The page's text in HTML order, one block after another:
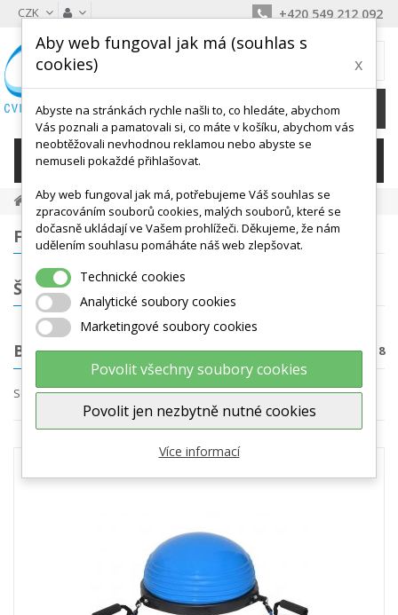
CZK +420 549 212 092
0 Kč
KATEGORIE
Balanční Cvičení Bosu, Jumpery
FILTROVÁNÍ
ŠTÍTKY
BOSU, JUMPERY Počet produktů: 8
Seřadit podle Nejprve produkty skladem
Aby web fungoval jak má (souhlas s
cookies)
x
Abyste na stránkách rychle našli to, co hledáte, abychom
Vás poznali a pamatovali si, co máte v košíku, abychom vás
neobtěžovali nevhodnou reklamou nebo abyste se
nemuseli pokaždé přihlašovat.
Aby web fungoval jak má, potřebujeme Váš souhlas se
zpracováním souborů cookies, malých souborů, které se
dočasně ukládají ve Vašem prohlížeči. Děkujeme, že nám
udělením souhlasu pomáháte náš web zlepšovat.
Technické cookies
Analytické soubory cookies
Marketingové soubory cookies
Povolit všechny soubory cookies
Povolit jen nezbytně nutné cookies
Více informací